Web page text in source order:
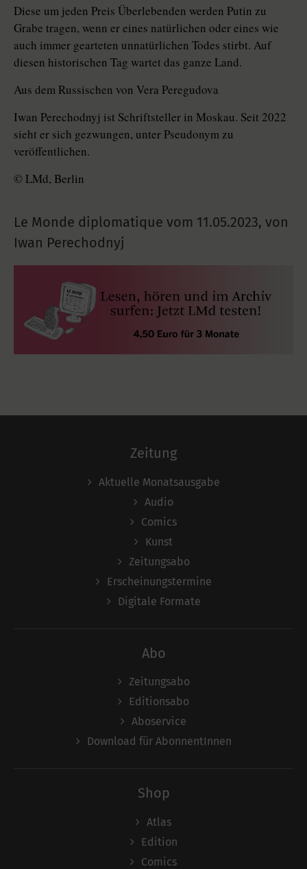
Diese um jeden Preis Überlebenden werden Putin zu
Grabe tragen, wenn er eines natürlichen oder eines wie
auch immer gearteten unnatürlichen Todes stirbt. Auf
diesen historischen Tag wartet das ganze Land.
Aus dem Russischen von Vera Peregudova
Iwan Perechodnyj ist Schriftsteller in Moskau. Seit 2022
sieht er sich gezwungen, unter Pseudonym zu
veröffentlichen.
© LMd, Berlin
Le Monde diplomatique vom 11.05.2023, von
Iwan Perechodnyj
Zeitung
Aktuelle Monatsausgabe
Audio
Comics
Kunst
Zeitungsabo
Erscheinungstermine
Digitale Formate
Abo
Zeitungsabo
Editionsabo
Aboservice
Download für AbonnentInnen
Shop
Atlas
Edition
Comics